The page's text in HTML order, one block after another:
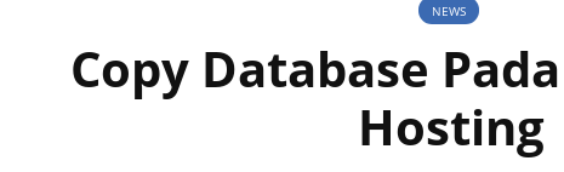
NEWS
Copy Database
Hosting